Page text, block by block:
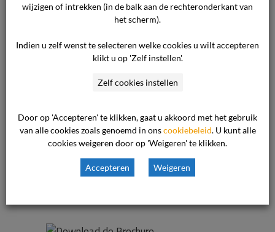
Meer informatie
Procedurevan De
Geschillencommissie
Reglementvan de
Aangesloten brancheorganisatie:
Stichting Complementaire en
Alternatieve Gezondheidszorg
wijzigen of intrekken (in de balk aan de rechteronderkant van
het scherm).
Indien u zelf wenst te selecteren welke cookies u wilt accepteren
klikt u op 'Zelf instellen'.
Zelf cookies instellen
Door op 'Accepteren' te klikken, gaat u akkoord met het gebruik
van alle cookies zoals genoemd in onscookiebeleid. U kunt alle
cookies weigeren door op 'Weigeren' te klikken.
Accepteren Weigeren